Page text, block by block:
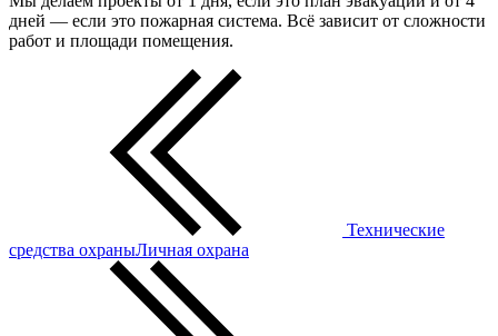
дней — если это пожарная система. Всё зависит от сложности
работ и площади помещения.
Технические
средства охраныЛичная охрана